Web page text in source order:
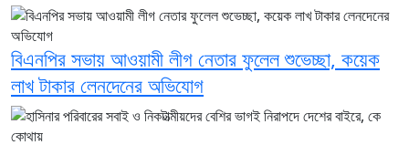
বিএনপির সভায় আওয়ামী লীগ নেতার ফুলেল শুভেচ্ছা, কয়েক
লাখ টাকার লেনদেনের অভিযোগ